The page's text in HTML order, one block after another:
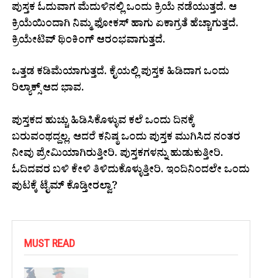
ಪುಸ್ತಕ ಓದುವಾಗ ಮೆದುಳಿನಲ್ಲಿ ಒಂದು ಕ್ರಿಯೆ ನಡೆಯುತ್ತದೆ. ಆ
ಕ್ರಿಯೆಯಿಂದಾಗಿ ನಿಮ್ಮ ಫೋಕಸ್‌ ಹಾಗು ಏಕಾಗ್ರತೆ ಹೆಚ್ಚಾಗುತ್ತದೆ.
ಕ್ರಿಯೇಟಿವ್‌ ಥಿಂಕಿಂಗ್‌ ಆರಂಭವಾಗುತ್ತದೆ.
ಒತ್ತಡ ಕಡಿಮೆಯಾಗುತ್ತದೆ. ಕೈಯಲ್ಲಿ ಪುಸ್ತಕ ಹಿಡಿದಾಗ ಒಂದು
ರಿಲ್ಯಾಕ್ಸ್‌ ಆದ ಭಾವ.
ಪುಸ್ತಕದ ಹುಚ್ಚು ಹಿಡಿಸಿಕೊಳ್ಳುವ ಕಲೆ ಒಂದು ದಿನಕ್ಕೆ
ಬರುವಂಥದ್ದಲ್ಲ. ಆದರೆ ಕನಿಷ್ಠ ಒಂದು ಪುಸ್ತಕ ಮುಗಿಸಿದ ನಂತರ
ನೀವು ಪ್ರೇಮಿಯಾಗಿರುತ್ತೀರಿ. ಪುಸ್ತಕಗಳನ್ನು ಹುಡುಕುತ್ತೀರಿ.
ಓದಿದವರ ಬಳಿ ಕೇಳಿ ತಿಳಿದುಕೊಳ್ಳುತ್ತೀರಿ. ಇಂದಿನಿಂದಲೇ ಒಂದು
ಪುಟಕ್ಕೆ ಟೈಮ್‌ ಕೊಡ್ತೀರಲ್ವಾ?
MUST READ